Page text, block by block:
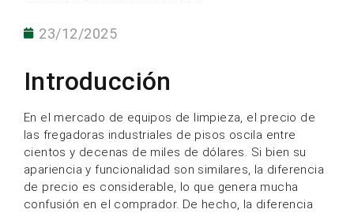
23/12/2025
Introducción
En el mercado de equipos de limpieza, el precio de
las fregadoras industriales de pisos oscila entre
cientos y decenas de miles de dólares. Si bien su
apariencia y funcionalidad son similares, la diferencia
de precio es considerable, lo que genera mucha
confusión en el comprador. De hecho, la diferencia